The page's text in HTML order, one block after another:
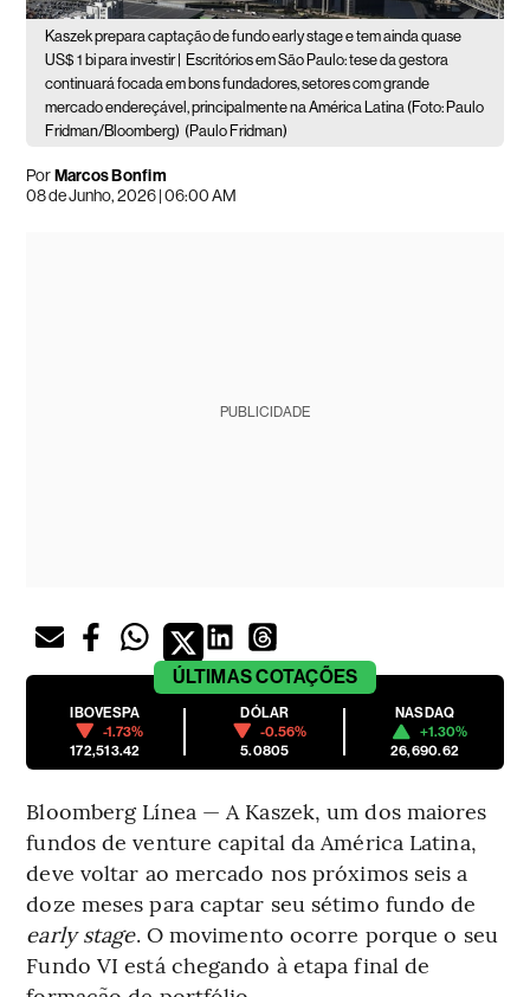
Kaszek prepara captação de fundo early stage e tem ainda quase
US$ 1 bi para investir |
Escritórios em São Paulo: tese da gestora
continuará focada em bons fundadores, setores com grande
mercado endereçável, principalmente na América Latina (Foto: Paulo
Fridman/Bloomberg) (Paulo Fridman)
PorMarcos Bonfim
08 de Junho, 2026 | 06:00 AM
PUBLICIDADE
ÚLTIMASCOTAÇÕES
IBOVESPA
-1.73%
172,513.42
DÓLAR
-0.56%
5.0805
NASDAQ
+1.30%
26,690.62
Bloomberg Línea — A Kaszek, um dos maiores
fundos de venture capital da América Latina,
deve voltar ao mercado nos próximos seis a
doze meses para captar seu sétimo fundo de
early stage. O movimento ocorre porque o seu
Fundo VI está chegando à etapa final de